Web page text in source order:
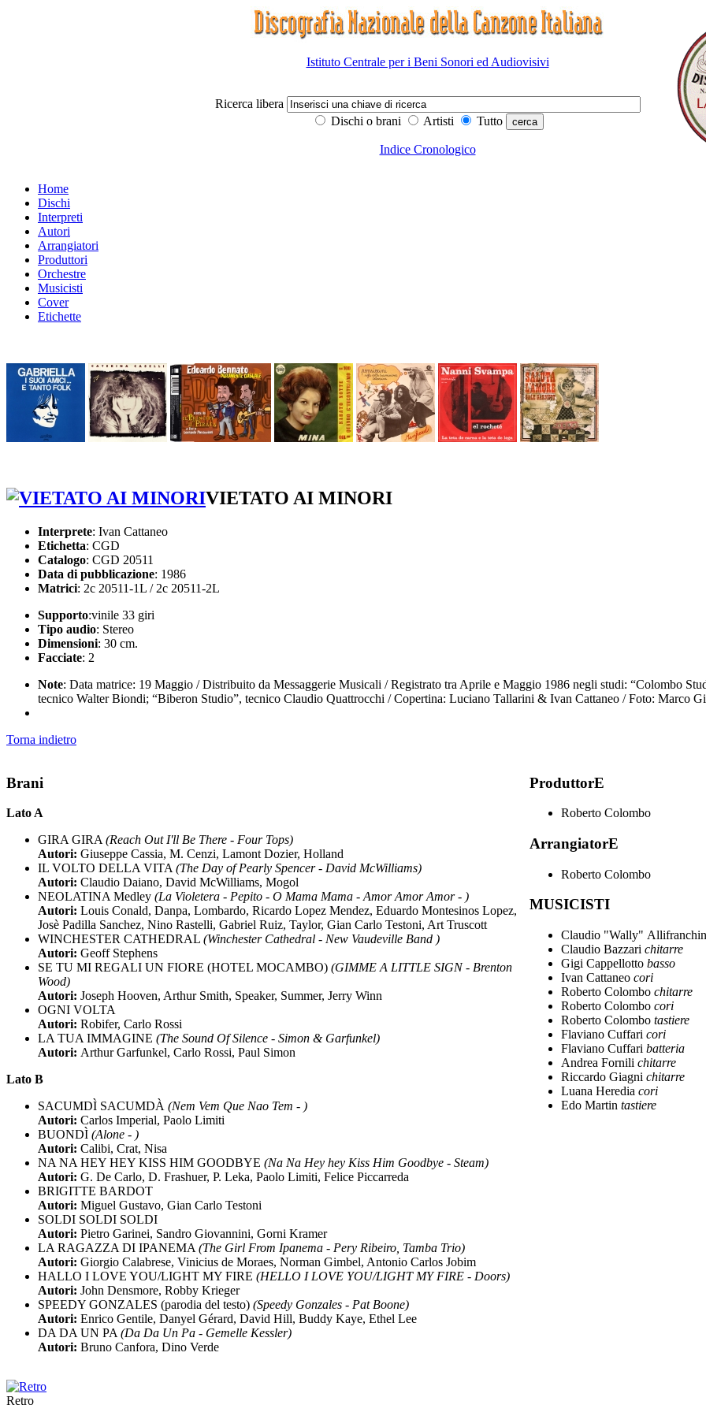
Istituto Centrale per i Beni Sonori ed Audiovisivi
Ricerca libera
Dischi o brani
Artisti Tutto
Indice Cronologico
Home
Dischi
Interpreti
Autori
Arrangiatori
Produttori
Orchestre
Musicisti
Cover
Etichette
VIETATO AI MINORI
Interprete: Ivan Cattaneo
Etichetta: CGD
Catalogo: CGD 20511
Data di pubblicazione: 1986
Matrici: 2c 20511-1L / 2c 20511-2L
Supporto:vinile 33 giri
Tipo audio: Stereo
Dimensioni: 30 cm.
Facciate: 2
Note: Data matrice: 19 Maggio / Distribuito da Messaggerie Musicali / Registrato tra Aprile e Maggio 1986 negli studi: “Colombo
tecnico Walter Biondi; “Biberon Studio”, tecnico Claudio Quattrocchi / Copertina: Luciano Tallarini & Ivan Cattaneo / Foto: Marco
Torna indietro
Brani
Lato A
GIRA GIRA (Reach Out I'll Be There - Four Tops)
Autori: Giuseppe Cassia, M. Cenzi, Lamont Dozier, Holland
IL VOLTO DELLA VITA (The Day of Pearly Spencer - David McWilliams)
Autori: Claudio Daiano, David McWilliams, Mogol
NEOLATINA Medley (La Violetera - Pepito - O Mama Mama - Amor Amor Amor - )
Autori: Louis Conald, Danpa, Lombardo, Ricardo Lopez Mendez, Eduardo Montesinos Lopez,
Josè Padilla Sanchez, Nino Rastelli, Gabriel Ruiz, Taylor, Gian Carlo Testoni, Art Truscott
WINCHESTER CATHEDRAL (Winchester Cathedral - New Vaudeville Band )
Autori: Geoff Stephens
SE TU MI REGALI UN FIORE (HOTEL MOCAMBO) (GIMME A LITTLE SIGN - Brenton
Wood)
Autori: Joseph Hooven, Arthur Smith, Speaker, Summer, Jerry Winn
OGNI VOLTA
Autori: Robifer, Carlo Rossi
LA TUA IMMAGINE (The Sound Of Silence - Simon & Garfunkel)
Autori: Arthur Garfunkel, Carlo Rossi, Paul Simon
Lato B
SACUMDÌ SACUMDÀ (Nem Vem Que Nao Tem - )
Autori: Carlos Imperial, Paolo Limiti
BUONDÌ (Alone - )
Autori: Calibi, Crat, Nisa
NA NA HEY HEY KISS HIM GOODBYE (Na Na Hey hey Kiss Him Goodbye - Steam)
Autori: G. De Carlo, D. Frashuer, P. Leka, Paolo Limiti, Felice Piccarreda
BRIGITTE BARDOT
Autori: Miguel Gustavo, Gian Carlo Testoni
SOLDI SOLDI SOLDI
Autori: Pietro Garinei, Sandro Giovannini, Gorni Kramer
LA RAGAZZA DI IPANEMA (The Girl From Ipanema - Pery Ribeiro, Tamba Trio)
Autori: Giorgio Calabrese, Vinicius de Moraes, Norman Gimbel, Antonio Carlos Jobim
HALLO I LOVE YOU/LIGHT MY FIRE (HELLO I LOVE YOU/LIGHT MY FIRE - Doors)
Autori: John Densmore, Robby Krieger
SPEEDY GONZALES (parodia del testo) (Speedy Gonzales - Pat Boone)
Autori: Enrico Gentile, Danyel Gérard, David Hill, Buddy Kaye, Ethel Lee
DA DA UN PA (Da Da Un Pa - Gemelle Kessler)
Autori: Bruno Canfora, Dino Verde
ProduttorE
Roberto Colombo
ArrangiatorE
Roberto Colombo
MUSICISTI
Claudio "Wally"
Claudio Bazzari chitarre
Gigi Cappellotto basso
Ivan Cattaneo cori
Roberto Colombo chitarre
Roberto Colombo cori
Roberto Colombo tastiere
Flaviano Cuffari cori
Flaviano Cuffari batteria
Andrea Fornili chitarre
Riccardo Giagni chitarre
Luana Heredia cori
Edo Martin tastiere
Retro